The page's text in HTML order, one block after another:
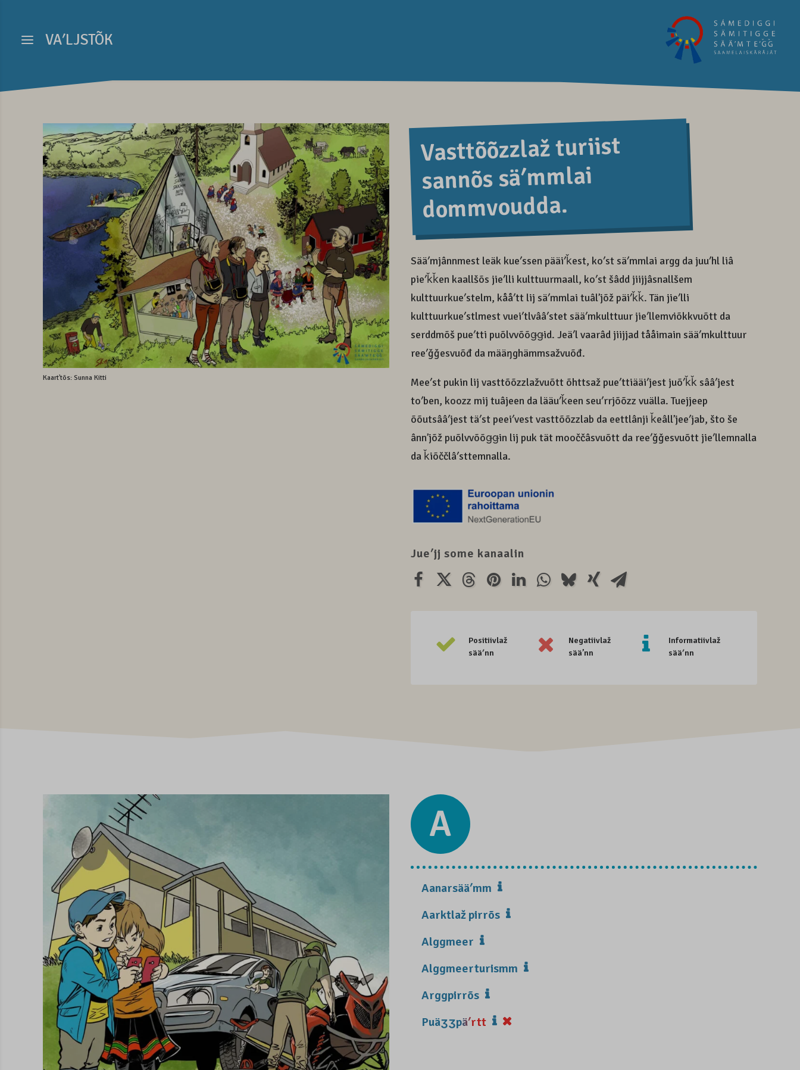
Kaartʼtõs: Sunna Kitti
Vasttõõzzlaž turiist
sannõs säʹmmlai
dommvoudda.
Sääʹmjânnmest leäk kueʹssen pääiʹǩest, koʹst säʹmmlai argg da juuʹhl liâ
pieʹǩǩen kaallšõs jieʹlli kulttuurmaall, koʹst šâdd jiijjâsnallšem
kulttuurkueʹstelm, kååʹtt lij säʹmmlai tuâlʼjõž päiʹǩǩ. Tän jieʹlli
kulttuurkueʹstlmest vueiʹtlvââʹstet sääʹmkulttuur jieʹllemviõkkvuõtt da
serddmõš pueʹtti puõlvvõõǥǥid. Jeäʹl vaarâd jiijjad tååimain sääʹmkulttuur
reeʹǧǧesvuõđ da määŋghämmsažvuõđ.
Meeʹst pukin lij vasttõõzzlažvuõtt õhttsaž pueʹttiääiʹjest juõʹǩǩ sââʹjest
toʹben, koozz mij tuâjeen da lääuʹǩeen seuʹrrjõõzz vuälla. Tuejjeep
õõutsââʹjest täʹst peeiʹvest vasttõõzzlab da eettlânji ǩeâllʼjeeʹjab, što še
ânnʼjõž puõlvvõõǥǥin lij puk tät mooččâsvuõtt da reeʹǧǧesvuõtt jieʹllemnalla
da ǩiõččlâʹsttemnalla.
Jueʹjj some kanaalin
Positiivlaž
sääʹnn
Negatiivlaž
sää’nn
Informatiivlaž
sääʹnn
A
Aanarsääʹmm
Aarktlaž pirrõs
Alggmeer
Alggmeerturismm
Arggpirrõs
Puäʒʒpäʹrtt